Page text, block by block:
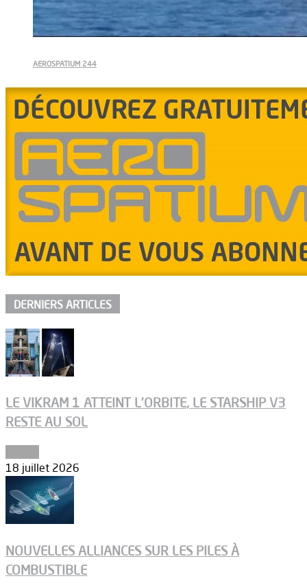
AEROSPATIUM 244
DERNIERS ARTICLES
LE VIKRAM 1 ATTEINT L’ORBITE, LE STARSHIP V3
RESTE AU SOL
18 juillet 2026
NOUVELLES ALLIANCES SUR LES PILES À
COMBUSTIBLE